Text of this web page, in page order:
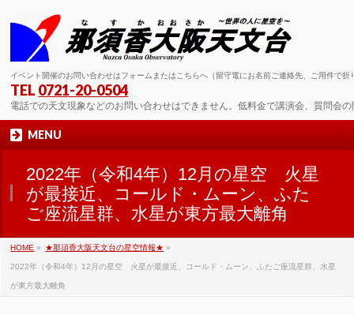
イベント開催のお問い合わせはフォームまたはこちらへ（留守電にお名前ご連絡先、ご用件で折
TEL 0721-20-0504
電話での天文現象などのお問い合わせはできません。低料金で講演会、質問会
MENU
2022年（令和4年）12月の星空 火星
が最接近、コールド・ムーン、ふた
ご座流星群、水星が東方最大離角
HOME » ★那須香大阪天文台の星空情報★ »
2022年（令和4年）12月の星空 火星が最接近、コールド・ムーン、ふたご座流星群、水星
が東方最大離角